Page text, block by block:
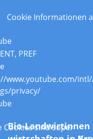
Bio-Landwirtinnen
Cookie Informationen
PREF
www.youtube.com/
privacy/
Cookies sind super